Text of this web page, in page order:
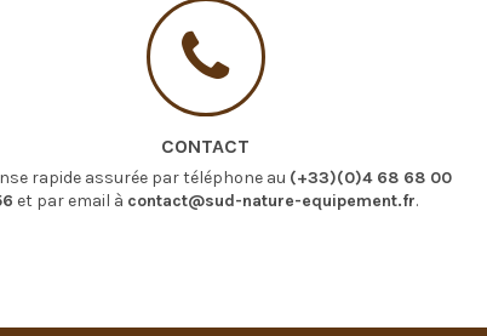
CONTACT
rapide assurée par téléphone au (+33)(0)4 68 68 00
et par email à contact@sud-nature-equipement.fr.